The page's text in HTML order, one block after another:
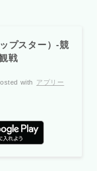
プスター）-競
戦
with アプリー